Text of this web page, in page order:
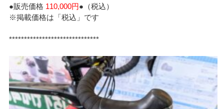
●販売価格 110,000円●（税込）
※掲載価格は「税込」です
******************************